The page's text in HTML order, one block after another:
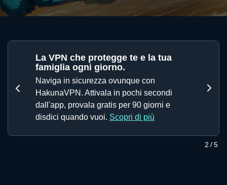
NewsLa VPN che protegge te e la tua
famiglia ogni giorno.
Naviga in sicurezza ovunque con
HakunaVPN. Attivala in pochi secondi
dall'app, provala gratis per 90 giorni e
disdici quando vuoi. Scopri di più
2 /5
Precedente